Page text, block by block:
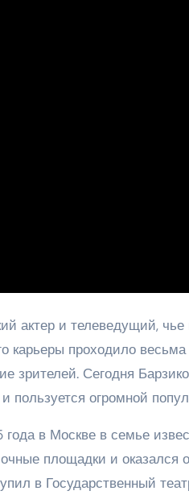
актер и телеведущий,
карьеры проходило
зрителей. Сегодня
пользуется огромной
года в Москве в семье
площадки и
в Государственный